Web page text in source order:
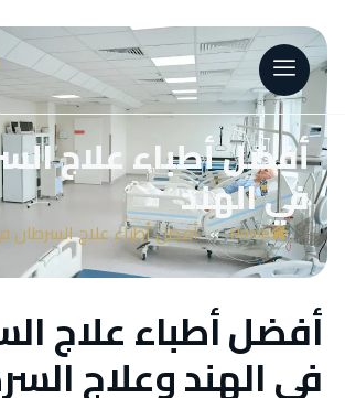
أفضل أطباء علاج
في الهند
Home
» أفضل أطباء علاج السرطان
أفضل أطباء علاج
في الهند وعلاج